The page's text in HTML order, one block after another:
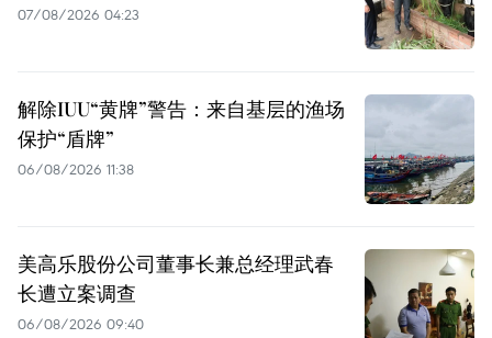
07/08/2026 04:23
解除IUU“黄牌”警告：来自基层的渔场
保护“盾牌”
06/08/2026 11:38
美高乐股份公司董事长兼总经理武春
长遭立案调查
06/08/2026 09:40